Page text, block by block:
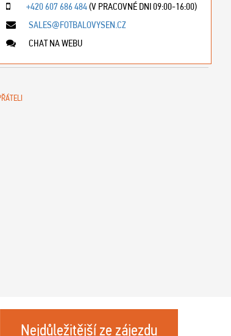
+420 607 686 484(V PRACOVNÉ DNI 09:00-16:00)
SALES@FOTBALOVYSEN.CZ
CHAT NA WEBU
Nejdůležitější ze zájezdu